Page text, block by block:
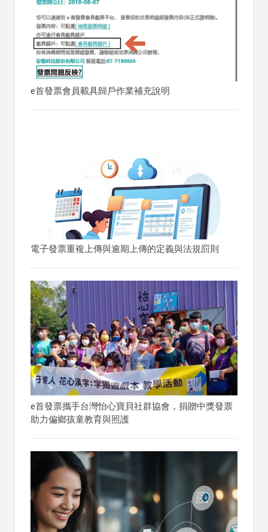
e首發票會員載具歸戶作業補充說明
電子發票重複上傳與逾期上傳的定義與法規罰則
e首發票攜手台灣怡心寶貝社群協會，捐贈中獎發票
助力偏鄉孩童教育與照護